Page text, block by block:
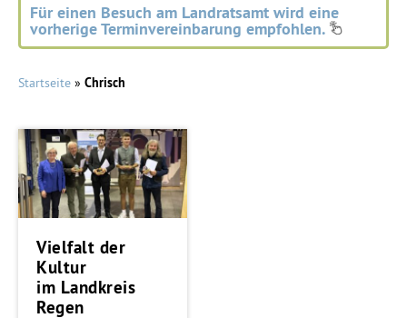
Für einen Besuch am Landratsamt wird eine
vorherige Terminvereinbarung empfohlen.
Startseite » Chrisch
Vielfalt der
Kultur
im Landkreis
Regen